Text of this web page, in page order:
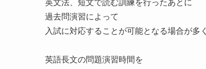
英文法、短文で読む訓練を行ったあとに
過去問演習によって
入試に対応することが可能となる場合が多く
英語長文の問題演習時間を